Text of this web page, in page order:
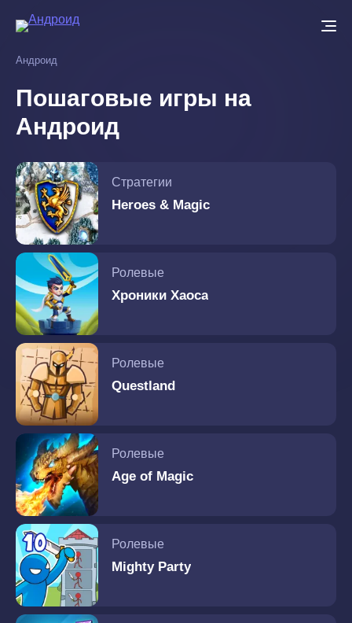
основному
Андроид
Пошаговые игры на
Андроид
Стратегии
Heroes & Magic
Ролевые
Хроники Хаоса
Ролевые
Questland
Ролевые
Age of Magic
Ролевые
Mighty Party